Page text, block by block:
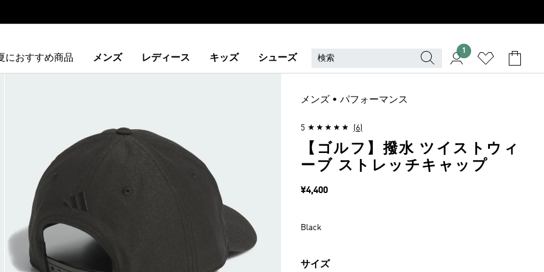
におすすめ商品 メンズ レディース キッズ シューズ
1
メンズ • パフォーマンス
5 (6)
【ゴルフ】撥水 ツイストウィ
ーブ ストレッチキャップ
価格
¥4,400
Black
サイズ